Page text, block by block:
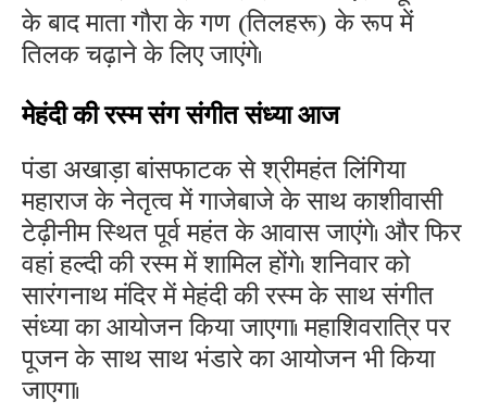
के बाद माता गौरा के गण (तिलहरू) के रूप में
तिलक चढ़ाने के लिए जाएंगे।
मेहंदी की रस्म संग संगीत संध्या आज
पंडा अखाड़ा बांसफाटक से श्रीमहंत लिंगिया
महाराज के नेतृत्व में गाजेबाजे के साथ काशीवासी
टेढ़ीनीम स्थित पूर्व महंत के आवास जाएंगे। और फिर
वहां हल्दी की रस्म में शामिल होंगे। शनिवार को
सारंगनाथ मंदिर में मेहंदी की रस्म के साथ संगीत
संध्या का आयोजन किया जाएगा। महाशिवरात्रि पर
पूजन के साथ साथ भंडारे का आयोजन भी किया
जाएगा।